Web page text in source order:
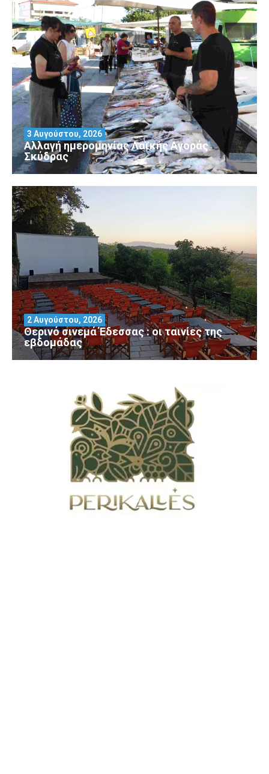
Αλλαγή ημερομηνίας Λαϊκής Αγοράς
Σκύδρας
3 Αυγούστου, 2026
Θερινό σινεμά Έδεσσας : οι ταινίες της
εβδομάδας
2 Αυγούστου, 2026